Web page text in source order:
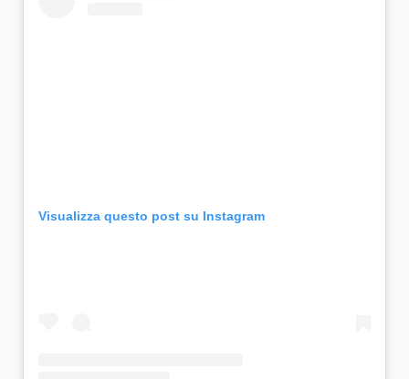
Visualizza questo post su Instagram